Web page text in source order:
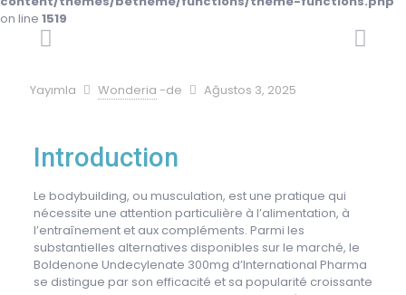
on line 1519
Yayımla Wonderia -de Ağustos 3, 2025
Introduction
Le bodybuilding, ou musculation, est une pratique qui
nécessite une attention particulière à l’alimentation, à
l’entraînement et aux compléments. Parmi les
substantielles alternatives disponibles sur le marché, le
Boldenone Undecylenate 300mg d’International Pharma
se distingue par son efficacité et sa popularité croissante